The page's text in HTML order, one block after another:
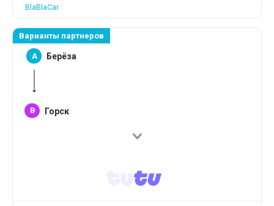
BlaBlaCar
Варианты партнеров
A Берёза
B Горск